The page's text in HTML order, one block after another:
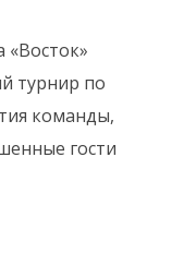
«Восток»
турнир по
команды,
гости